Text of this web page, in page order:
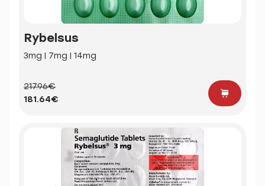
Rybelsus
3mg | 7mg | 14mg
217.96€
181.64€